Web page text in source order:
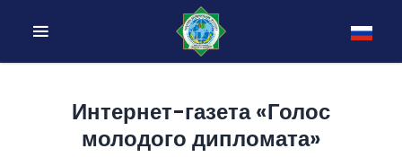
Интернет-газета «Голос
молодого дипломата»